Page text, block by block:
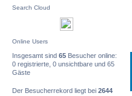
Search Cloud
Online Users
Insgesamt sind 65 Besucher online:
0 registrierte, 0 unsichtbare und 65
Gäste
Der Besucherrekord liegt bei 2644